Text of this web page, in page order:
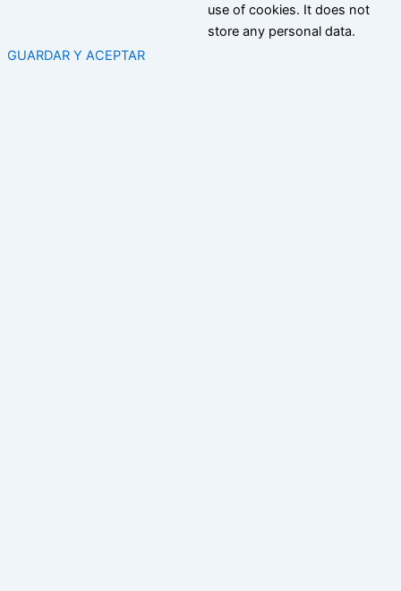
use of cookies. It does not
store any personal data.
GUARDAR Y ACEPTAR